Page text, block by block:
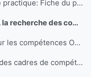
Sceance practique: Fiche du poste pour un Barrista (faire du cafe)
Jour 2: À la recherche des compétences
Guide sur les compétences OMM
Recueil des cadres de compétences de l'OMM (EN)